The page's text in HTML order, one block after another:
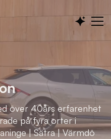
över 40års erfarenhet
på fyra orter i
| Sätra | Värmdö